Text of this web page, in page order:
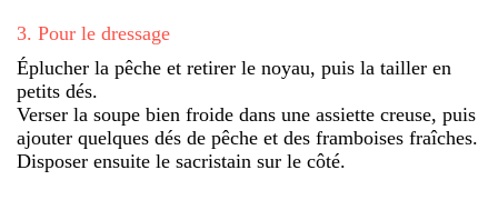
3. Pour le dressage
Éplucher la pêche et retirer le noyau, puis la tailler en
petits dés.
Verser la soupe bien froide dans une assiette creuse, puis
ajouter quelques dés de pêche et des framboises fraîches.
Disposer ensuite le sacristain sur le côté.